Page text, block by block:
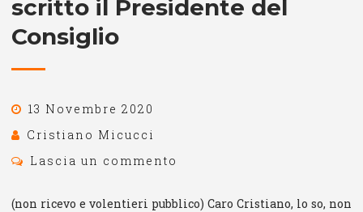
scritto il Presidente del
Consiglio
13 Novembre 2020
Cristiano Micucci
Lascia un commento
(non ricevo e volentieri pubblico) Caro Cristiano, lo so, non